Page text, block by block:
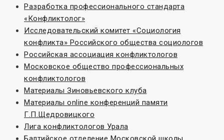
Разработка профессионального стандарта
«Конфликтолог»
Исследовательский комитет «Социoлогия
конфликта» Российского общества социологов
Российская ассоциация конфликтологов
Московское общество профессиональных
конфликтологов
Материалы Зиновьевского клуба
Материалы online конференций памяти
Г.П.Щедровицкого
Лига конфликтологов Урала